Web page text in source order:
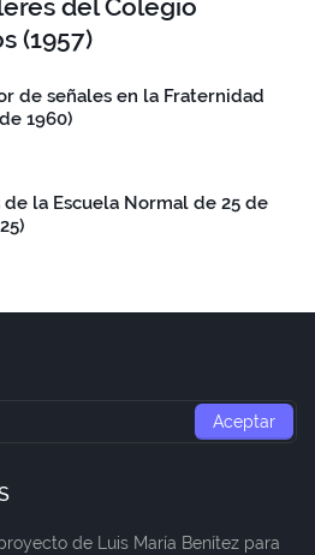
del Colegio
(1957)
de señales en la Fraternidad
1960)
de la Escuela Normal de 25 de
de Luis María Benítez para